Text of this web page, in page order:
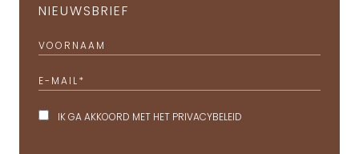
NIEUWSBRIEF
VOORNAAM
E-MAIL *
IK GA AKKOORD MET HET PRIVACYBELEID